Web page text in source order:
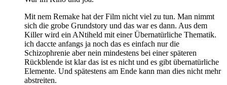
Mit nem Remake hat der Film nicht viel zu tun. Man nimmt
sich die grobe Grundstory und das war es dann. Aus dem
Killer wird ein ANtiheld mit einer Übernatürliche Thematik.
ich daccte anfangs ja noch das es einfach nur die
Schizophrenie aber nein mindestens bei einer späteren
Rückblende ist klar das ist es nicht und es gibt übernatürliche
Elemente. Und spätestens am Ende kann man dies nicht mehr
abstreiten.